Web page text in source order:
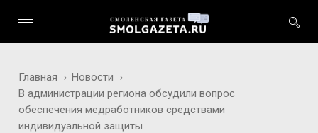
Главная
Новости
В администрации региона обсудили вопрос
обеспечения медработников средствами
индивидуальной защиты